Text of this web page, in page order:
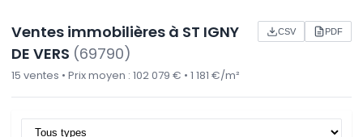
Ventes immobilières à ST IGNY
DE VERS (69790)
15 ventes • Prix moyen : 102 079 € • 1 181 €/m²
CSV PDF